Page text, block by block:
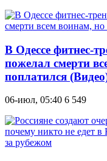
В Одессе фитнес-
пожелал смерти
поплатился
06-июл, 05:40 6 549